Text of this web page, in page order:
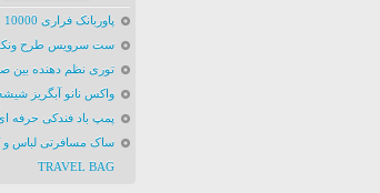
پاوربانک فراری 10000 میلی آمپر
ست سرویس طرح
توری نظم دهنده بین
واکس نانو آبگریز
پمپ باد فندکی حرفه ای
ساک مسافرتی لباس و
TRAVEL BAG